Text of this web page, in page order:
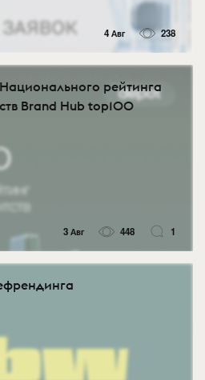
4 Авг 238
рейтинга
Brand Hub top100
3 Авг 448 1